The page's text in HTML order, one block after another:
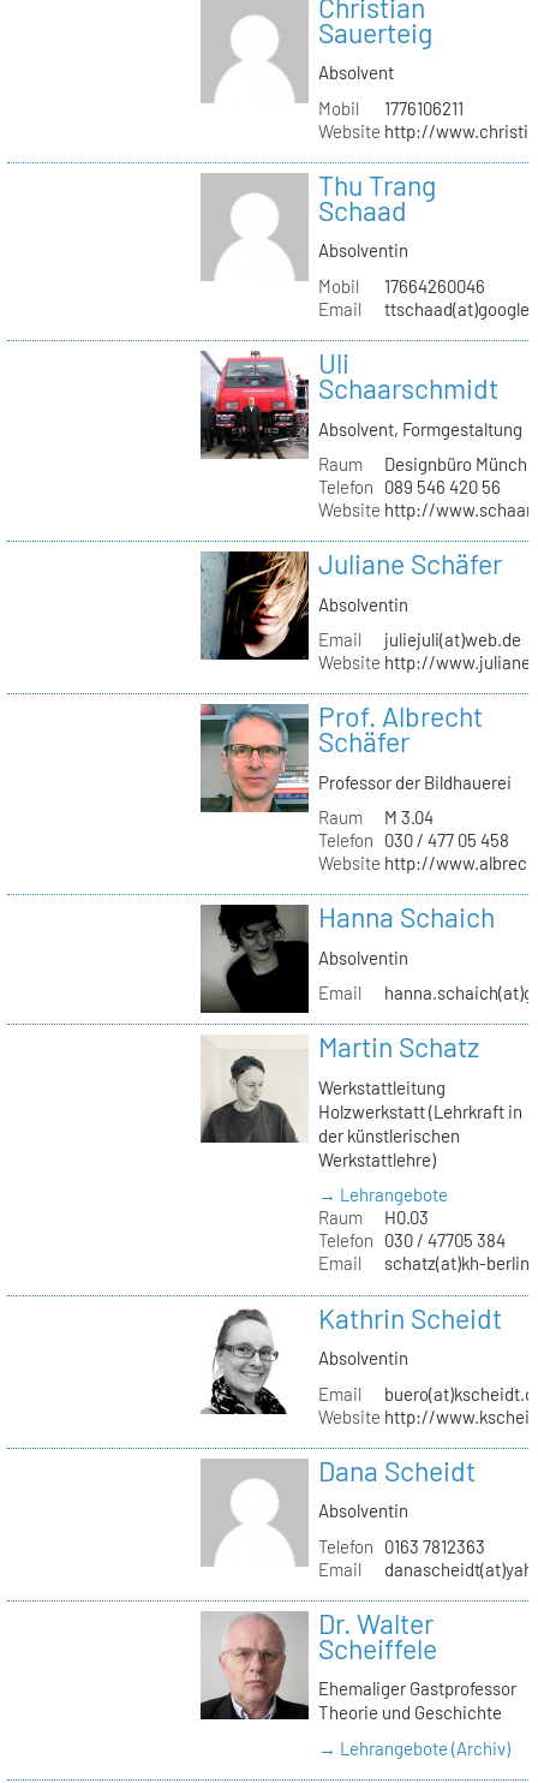
Christian
Sauerteig
Absolvent
Mobil
1776106211
Website http://
Thu Trang
Schaad
Absolventin
Mobil
17664260046
Email
Uli
Schaarschmidt
Absolvent, Formgestaltung
Raum
Designbüro
Telefon
089 546 420 56
Website http://
Juliane Schäfer
Absolventin
Email
juliejuli(at)web.de
Website http://
Prof. Albrecht
Schäfer
Professor der Bildhauerei
Raum
M 3.04
Telefon
030 / 477 05 458
Website http://
Hanna Schaich
Absolventin
Email
Martin Schatz
Werkstattleitung
Holzwerkstatt (Lehrkraft in
der künstlerischen
Werkstattlehre)
→ Lehrangebote
Raum
H0.03
Telefon
030 / 47705 384
Email
schatz(at)kh-
Kathrin Scheidt
Absolventin
Email
Website http://
Dana Scheidt
Absolventin
Telefon
0163 7812363
Email
Dr. Walter
Scheiffele
Ehemaliger Gastprofessor
Theorie und Geschichte
→ Lehrangebote (Archiv)